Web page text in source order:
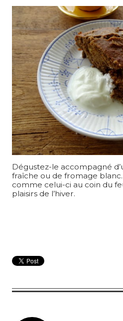
Dégustez-le accompagné
fraîche ou de fromage
comme celui-ci au coin du
plaisirs de l’hiver.